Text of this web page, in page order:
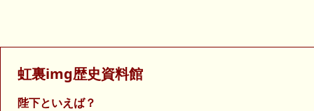
虹裏img歴史資料館
陛下といえば？